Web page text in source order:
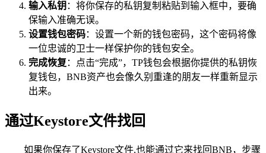
输入私钥 ：将你保存的私钥复制粘贴到输入框中，要确
保输入准确无误。
设置钱包密码：设置一个新的钱包密码，这个密码将像
一位忠诚的卫士一样保护你的钱包安全。
完成恢复 ：点击“完成”，TP钱包会根据你提供的私钥恢
复钱包，BNB资产也会像久别重逢的朋友一样重新显示
出来。
通过Keystore文件找回
如果你保存了Keystore文件,也能通过它来找回BNB，步骤